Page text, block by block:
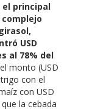
el principal
USD
al 78% del
monto (USD
con el
con USD
la cebada